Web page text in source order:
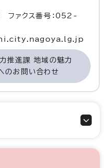
ァクス番号：052-
推進課 地域の魅力
のお問い合わせ